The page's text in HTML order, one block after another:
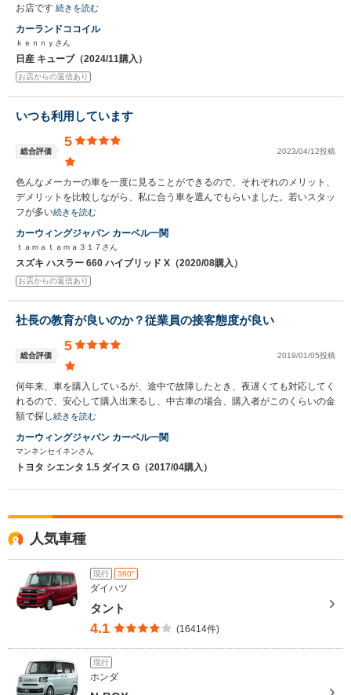
お店です 続きを読む
カーランドココイル
ｋｅｎｎｙさん
日産 キューブ（2024/11購入）
お店からの返信あり
いつも利用しています
総合評価
5
2023/04/12投稿
色んなメーカーの車を一度に見ることができるので、それぞれのメリット、
デメリットを比較しながら、私に合う車を選んでもらいました。若いスタッ
フが多い続きを読む
カーウィングジャパン カーベル一関
ｔａｍａｔａｍａ３１７さん
スズキ ハスラー 660 ハイブリッド X（2020/08購入）
お店からの返信あり
社長の教育が良いのか？従業員の接客態度が良い
総合評価
5
2019/01/05投稿
何年来、車を購入しているが、途中で故障したとき、夜遅くても対応してく
れるので、安心して購入出来るし、中古車の場合、購入者がこのくらいの金
額で探し続きを読む
カーウィングジャパン カーベル一関
マンネンセイネンさん
トヨタ シエンタ 1.5 ダイス G（2017/04購入）
人気車種
現行 360°
ダイハツ
タント
4.1 (16414件)
現行
ホンダ